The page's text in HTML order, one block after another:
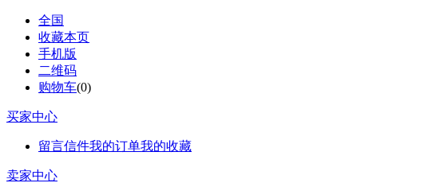
全国
收藏本页
手机版
二维码
购物车(0)
买家中心
留言信件我的订单我的收藏
卖家中心